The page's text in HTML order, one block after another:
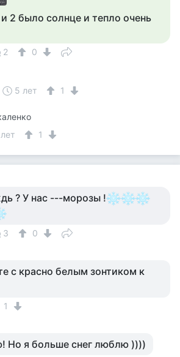
и 2 было солнце и тепло очень
2 0
5 лет 1
1
? У нас ---морозы !
3 0
с красно белым зонтиком к
1
Но я больше снег люблю ))))